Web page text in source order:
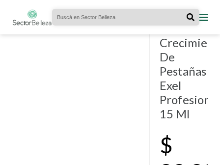
10% OFF!
OJOS- 757
Promoter
De
Pestañas
Exel
Profesional
15 Ml
$